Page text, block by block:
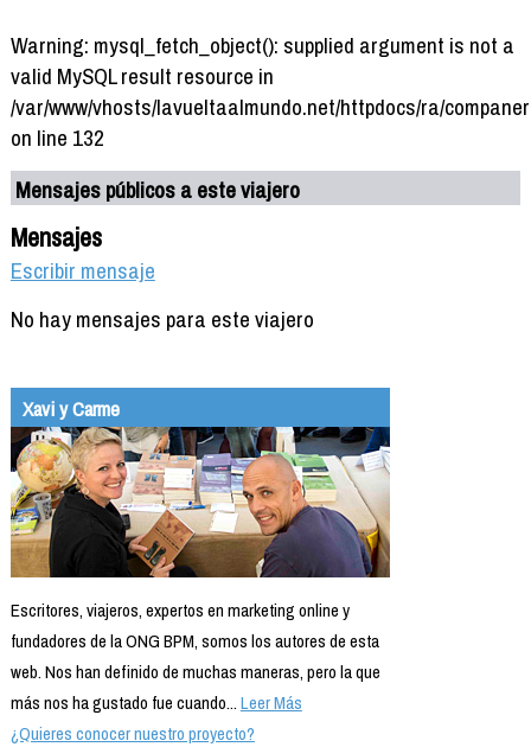
Warning: mysql_fetch_object(): supplied argument is not a
valid MySQL result resource in
/var/www/vhosts/lavueltaalmundo.net/httpdocs/ra/
on line 132
Mensajes públicos a este viajero
Mensajes
Escribir mensaje
No hay mensajes para este viajero
Xavi y Carme
Escritores, viajeros, expertos en marketing online y
fundadores de la ONG BPM, somos los autores de esta
web. Nos han definido de muchas maneras, pero la que
más nos ha gustado fue cuando...Leer Más
¿Quieres conocer nuestro proyecto?